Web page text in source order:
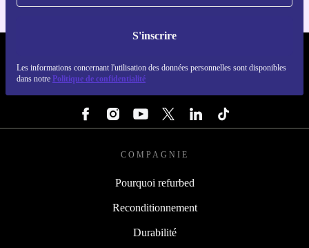
S'inscrire
Les informations concernant l'utilisation des données personnelles sont disponibles
dans notre Politique de confidentialité
COMPAGNIE
Pourquoi refurbed
Reconditionnement
Durabilité